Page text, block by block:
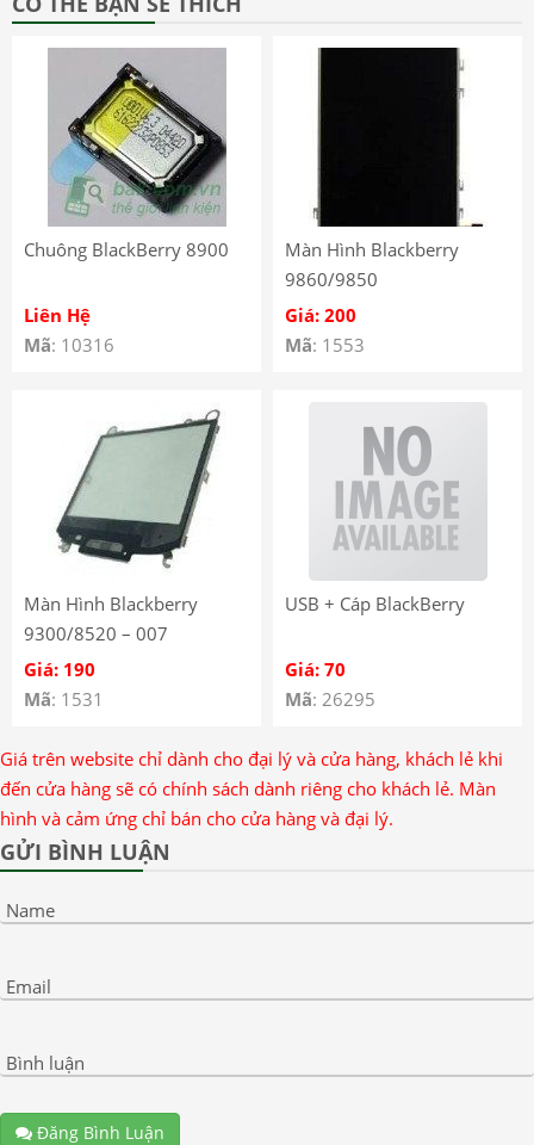
Chuông BlackBerry 8900
Liên Hệ
Mã: 10316
Màn Hình Blackberry
9860/9850
Giá: 200
Mã: 1553
Màn Hình Blackberry
9300/8520 – 007
Giá: 190
Mã: 1531
USB + Cáp BlackBerry
Giá: 70
Mã: 26295
Giá trên website chỉ dành cho đại lý và cửa hàng, khách lẻ khi
đến cửa hàng sẽ có chính sách dành riêng cho khách lẻ. Màn
hình và cảm ứng chỉ bán cho cửa hàng và đại lý.
GỬI BÌNH LUẬN
Name
Email
Bình luận
Đăng Bình Luận